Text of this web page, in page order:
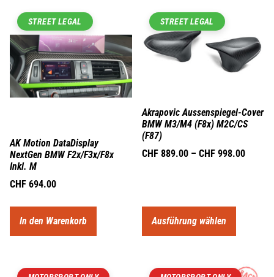
STREET LEGAL
AK Motion DataDisplay
NextGen BMW F2x/F3x/F8x
Inkl. M
CHF 694.00
In den Warenkorb
STREET LEGAL
Akrapovic Aussenspiegel-Cover
BMW M3/M4 (F8x) M2C/CS
(F87)
CHF 889.00 – CHF 998.00
Ausführung wählen